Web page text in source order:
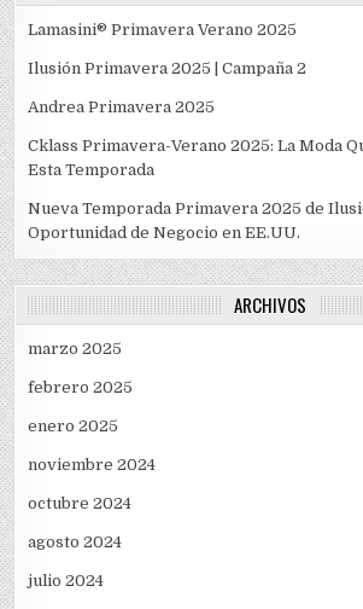
Lamasini® Primavera Verano 2025
Ilusión Primavera 2025 | Campaña 2
Andrea Primavera 2025
Cklass Primavera-Verano 2025: La Moda
Esta Temporada
Nueva Temporada Primavera 2025 de
Oportunidad de Negocio en EE.UU.
ARCHIVOS
marzo 2025
febrero 2025
enero 2025
noviembre 2024
octubre 2024
agosto 2024
julio 2024